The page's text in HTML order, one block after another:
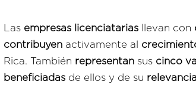
Las empresas licenciatarias llevan con
contribuyen activamente al
Rica. También representan sus cinco
beneficiadas de ellos y de su relevancia